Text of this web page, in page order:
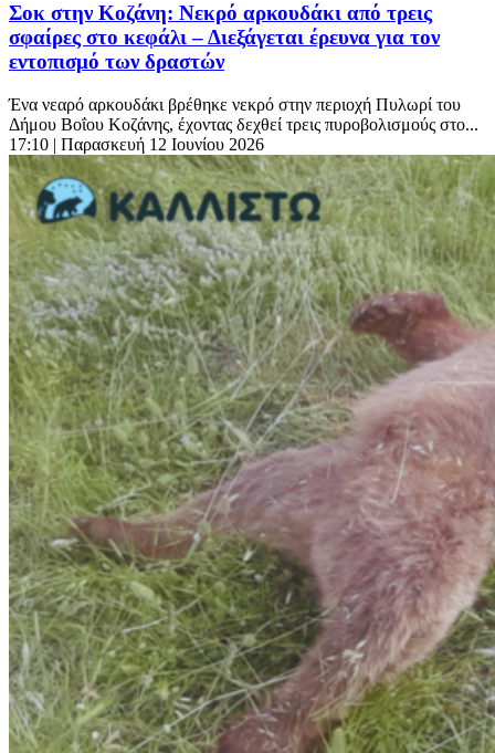
Σοκ στην Κοζάνη: Νεκρό αρκουδάκι από τρεις
σφαίρες στο κεφάλι – Διεξάγεται έρευνα για τον
εντοπισμό των δραστών
Ένα νεαρό αρκουδάκι βρέθηκε νεκρό στην περιοχή Πυλωρί του
Δήμου Βοΐου Κοζάνης, έχοντας δεχθεί τρεις πυροβολισμούς στο...
17:10 | Παρασκευή 12 Ιουνίου 2026